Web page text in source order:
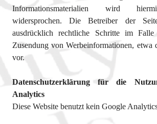
Informationsmaterialien wird
widersprochen. Die Betreiber der
ausdrücklich rechtliche Schritte im Falle
Zusendung von Werbeinformationen, etwa
vor.
Datenschutzerklärung für die
Analytics
Diese Website benutzt kein Google